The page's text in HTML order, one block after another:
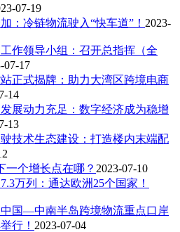
07-19
：冷链物流驶入“快车道”！ 2023-
作领导小组：召开总指挥（全
07-17
正式揭牌：助力大湾区跨境电商
14
展动力充足：数字经济成为稳增
13
技术生态建设：打造楼内末端配
一个增长点在哪？ 2023-07-10
万列：通达欧洲25个国家！
国—中南半岛跨境物流重点口岸
行！ 2023-07-04